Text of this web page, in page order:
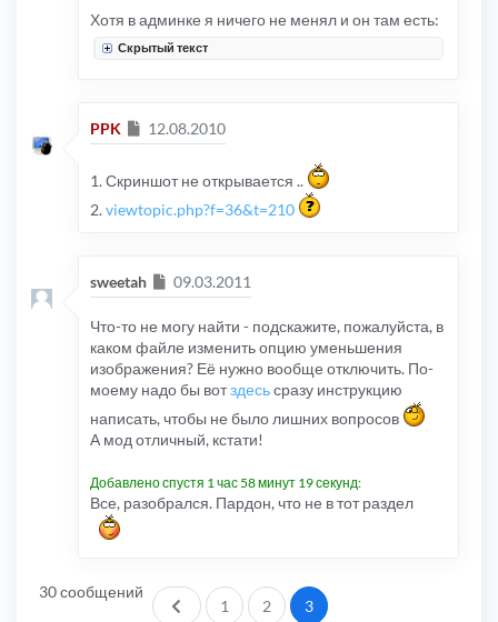
Хотя в админке я ничего не менял и он там есть:
Скрытый текст
PPK Сообщение
12.08.2010
1. Скриншот не открывается ..
2.viewtopic.php?f=36&t=210
sweetah Сообщение
09.03.2011
Что-то не могу найти - подскажите, пожалуйста, в
каком файле изменить опцию уменьшения
изображения? Её нужно вообще отключить. По-
моему надо бы вотздесьсразу инструкцию
написать, чтобы не было лишних вопросов
А мод отличный, кстати!
Добавлено спустя 1 час 58 минут 19 секунд:
Все, разобрался. Пардон, что не в тот раздел
30 сообщений
Пред.1 2 3